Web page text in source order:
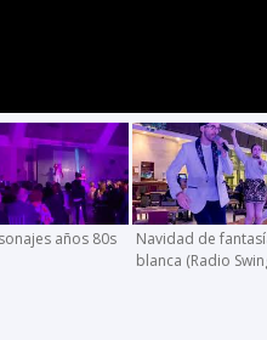
años 80s
Navidad de
blanca (Radio